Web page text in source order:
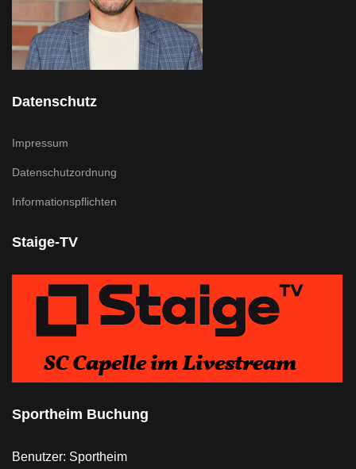
Datenschutz
Impressum
Datenschutzordnung
Informationspflichten
Staige-TV
Sportheim Buchung
Benutzer: Sportheim